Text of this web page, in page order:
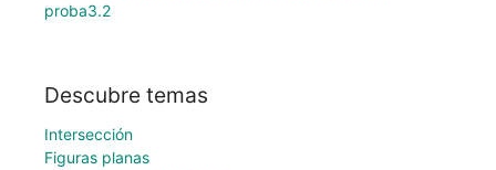
proba3.2
Descubre temas
Intersección
Figuras planas